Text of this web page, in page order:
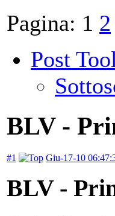
Pagina: 1 2
Post
BLV -
#1 Giu-17-10
BLV -